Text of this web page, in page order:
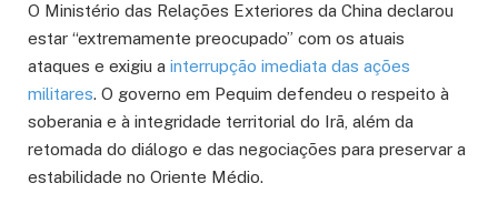
O Ministério das Relações Exteriores da China declarou
estar “extremamente preocupado” com os atuais
ataques e exigiu a interrupção imediata das ações
militares. O governo em Pequim defendeu o respeito à
soberania e à integridade territorial do Irã, além da
retomada do diálogo e das negociações para preservar a
estabilidade no Oriente Médio.